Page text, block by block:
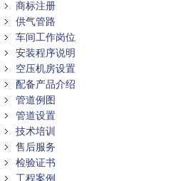
商标注册
供气管路
车间工作岗位
安装程序说明
空压机房设置
配备产品介绍
管道例图
管道设置
技术培训
售后服务
检验证书
工程案例